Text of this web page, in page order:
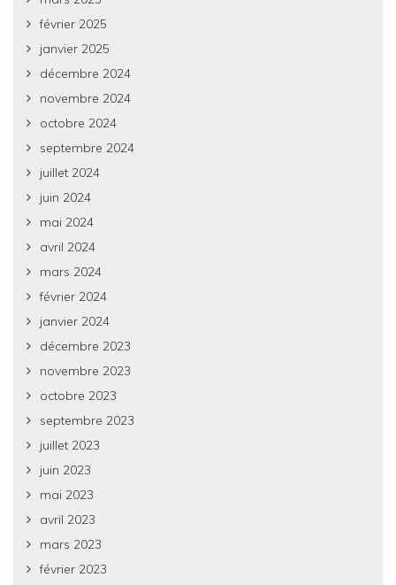
février 2025
janvier 2025
décembre 2024
novembre 2024
octobre 2024
septembre 2024
juillet 2024
juin 2024
mai 2024
avril 2024
mars 2024
février 2024
janvier 2024
décembre 2023
novembre 2023
octobre 2023
septembre 2023
juillet 2023
juin 2023
mai 2023
avril 2023
mars 2023
février 2023